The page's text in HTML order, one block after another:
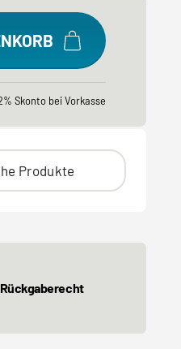
Skonto bei Vorkasse
Produkte
Rückgaberecht